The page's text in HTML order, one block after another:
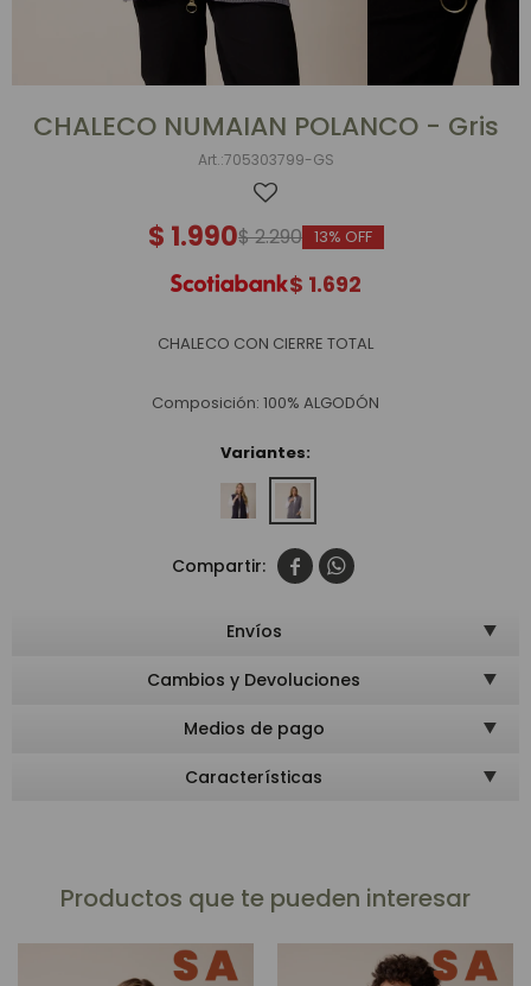
CHALECO NUMAIAN POLANCO - Gris
705303799-GS
$ 1.990$2.290 13
$ 1.692
CHALECO CON CIERRE TOTAL
Composición: 100% ALGODÓN
Variantes:
 
Envíos
Cambios y Devoluciones
Medios de pago
Características
Productos que te pueden interesar